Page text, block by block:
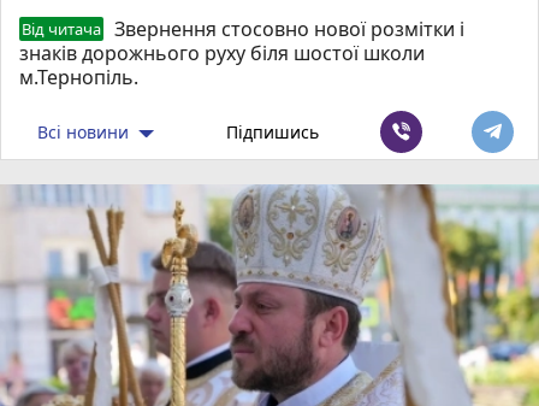
Від читача
Звернення стосовно нової розмітки і
знаків дорожнього руху біля шостої школи
м.Тернопіль.
Всі новини Підпишись